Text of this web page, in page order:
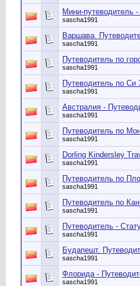
Мини-путеводитель
sascha1991
Варшава.
sascha1991
Путеводитель по
sascha1991
Путеводитель по Си
sascha1991
Австралия -
sascha1991
Путеводитель по
sascha1991
Dorling Kindersley
sascha1991
Путеводитель по
sascha1991
Путеводитель по
sascha1991
Путеводитель -
sascha1991
Будапешт.
sascha1991
Флорида -
sascha1991